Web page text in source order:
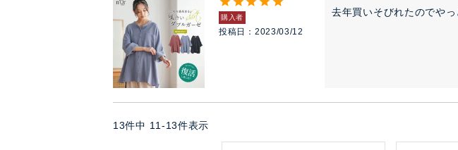
購入者
投稿日 2023/03/12
去年買いそびれたのでや
13件中 11 -13件表示